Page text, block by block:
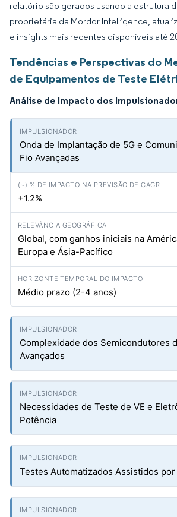
relatório são gerados usando a estrutura
proprietária da Mordor Intelligence,
e insights mais recentes disponíveis até
Tendências e Perspectivas do
de Equipamentos de Teste
Análise de Impacto dos
Onda de Implantação de 5G e
Fio Avançadas
+1.2%
Global, com ganhos iniciais na
Europa e Ásia-Pacífico
Médio prazo (2-4 anos)
Complexidade dos Semicondutores
Avançados
Necessidades de Teste de VE e
Potência
Testes Automatizados Assistidos por